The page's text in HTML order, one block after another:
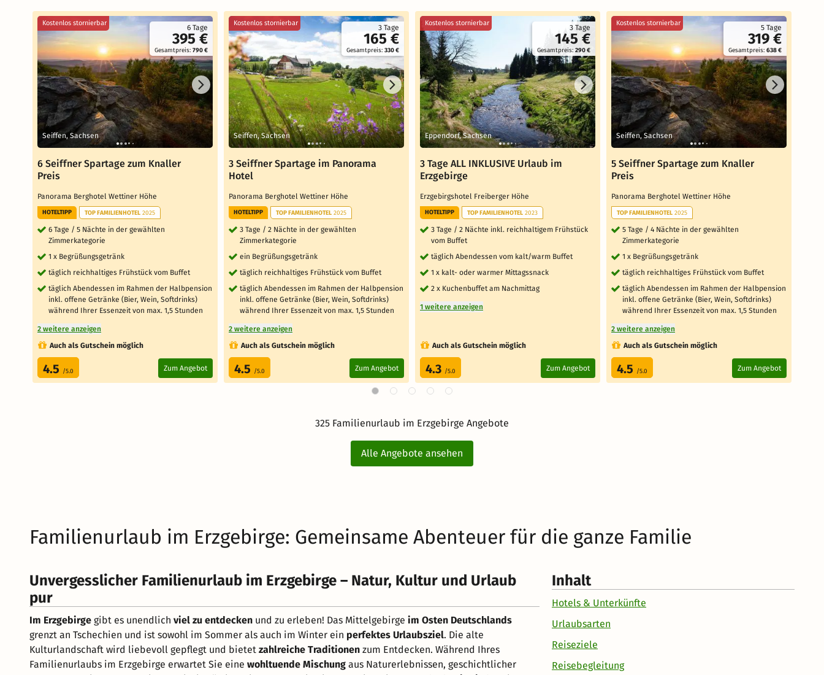
6 Tage
395 €
Gesamtpreis: 790 €
Kostenlos stornierbar
Seiffen, Sachsen
6 Seiffner Spartage zum Knaller
Preis
Panorama Berghotel Wettiner Höhe
HOTELTIPP TOP FAMILIENHOTEL 2025
6 Tage / 5 Nächte in der gewählten
Zimmerkategorie
1 x Begrüßungsgetränk
täglich reichhaltiges Frühstück vom Buffet
täglich Abendessen im Rahmen der Halbpension
inkl. offene Getränke (Bier, Wein, Softdrinks)
während Ihrer Essenzeit von max. 1,5 Stunden
2 weitere anzeigen
Auch als Gutschein möglich
4.5 /5.0 Zum Angebot
3 Tage
165 €
Gesamtpreis: 330 €
Kostenlos stornierbar
Seiffen, Sachsen
3 Seiffner Spartage im Panorama
Hotel
Panorama Berghotel Wettiner Höhe
HOTELTIPP TOP FAMILIENHOTEL 2025
3 Tage / 2 Nächte in der gewählten
Zimmerkategorie
ein Begrüßungsgetränk
täglich reichhaltiges Frühstück vom Buffet
täglich Abendessen im Rahmen der Halbpension
inkl. offene Getränke (Bier, Wein, Softdrinks)
während Ihrer Essenzeit von max. 1,5 Stunden
2 weitere anzeigen
Auch als Gutschein möglich
4.5 /5.0 Zum Angebot
3 Tage
145 €
Gesamtpreis: 290 €
Kostenlos stornierbar
Eppendorf, Sachsen
3 Tage ALL INKLUSIVE Urlaub im
Erzgebirge
Erzgebirgshotel Freiberger Höhe
HOTELTIPP TOP FAMILIENHOTEL 2023
3 Tage / 2 Nächte inkl. reichhaltigem Frühstück
vom Buffet
täglich Abendessen vom kalt/warm Buffet
1 x kalt- oder warmer Mittagssnack
2 x Kuchenbuffet am Nachmittag
1 weitere anzeigen
Auch als Gutschein möglich
4.3 /5.0 Zum Angebot
5 Tage
319 €
Gesamtpreis: 638 €
Kostenlos stornierbar
Seiffen, Sachsen
5 Seiffner Spartage zum Knaller
Preis
Panorama Berghotel Wettiner Höhe
TOP FAMILIENHOTEL 2025
5 Tage / 4 Nächte in der gewählten
Zimmerkategorie
1 x Begrüßungsgetränk
täglich reichhaltiges Frühstück vom Buffet
täglich Abendessen im Rahmen der Halbpension
inkl. offene Getränke (Bier, Wein, Softdrinks)
während Ihrer Essenzeit von max. 1,5 Stunden
2 weitere anzeigen
Auch als Gutschein möglich
4.5 /5.0 Zum Angebot
325 Familienurlaub im Erzgebirge Angebote
Alle Angebote ansehen
Familienurlaub im Erzgebirge: Gemeinsame Abenteuer für die ganze Familie
Unvergesslicher Familienurlaub im Erzgebirge – Natur, Kultur und Urlaub
pur
Im Erzgebirge gibt es unendlich viel zu entdecken und zu erleben! Das Mittelgebirge im Osten Deutschlands
grenzt an Tschechien und ist sowohl im Sommer als auch im Winter ein perfektes Urlaubsziel. Die alte
Kulturlandschaft wird liebevoll gepflegt und bietet zahlreiche Traditionen zum Entdecken. Während Ihres
Familienurlaubs im Erzgebirge erwartet Sie eine wohltuende Mischung aus Naturerlebnissen, geschichtlicher
Inhalt
Hotels & Unterkünfte
Urlaubsarten
Reiseziele
Reisebegleitung